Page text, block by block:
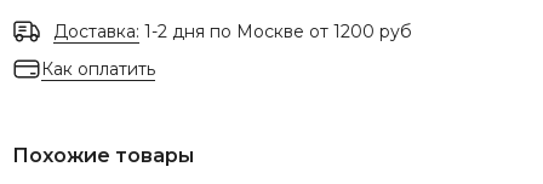
Доставка: 1-2 дня по Москве от 1200 руб
Как оплатить
Похожие товары